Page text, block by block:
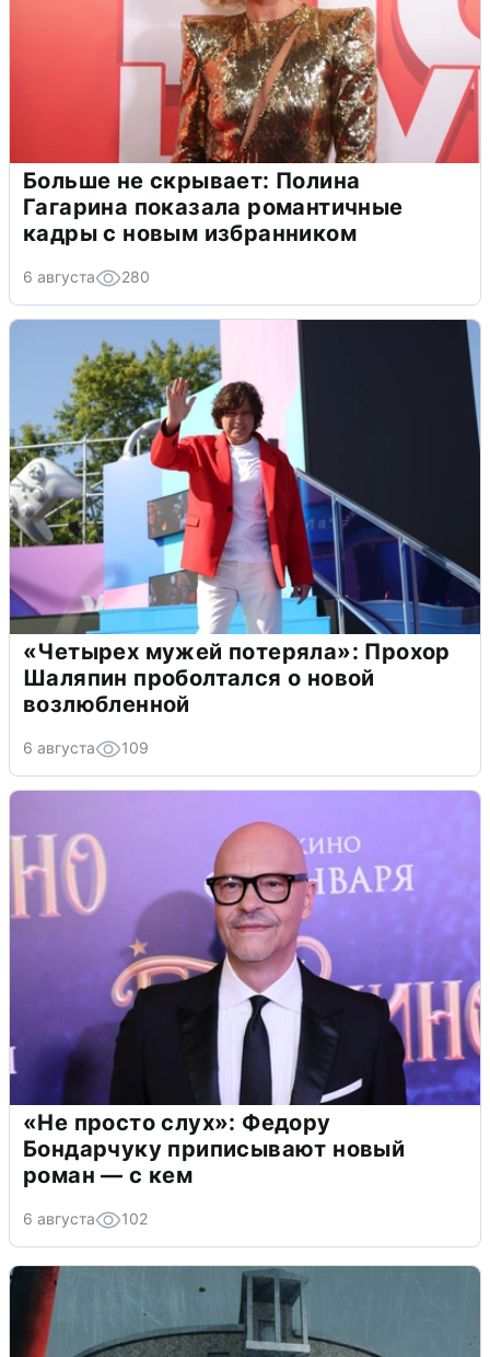
Больше не скрывает: Полина
Гагарина показала романтичные
кадры с новым избранником
6 августа 280
«Четырех мужей потеряла»: Прохор
Шаляпин проболтался о новой
возлюбленной
6 августа 109
«Не просто слух»: Федору
Бондарчуку приписывают новый
роман — с кем
6 августа 102